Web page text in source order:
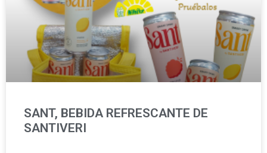
SANT, BEBIDA REFRESCANTE DE
SANTIVERI